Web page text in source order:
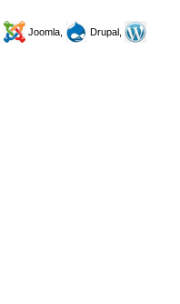
Joomla,
Drupal,